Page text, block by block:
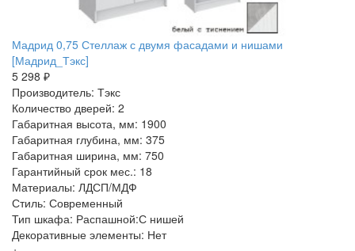
Мадрид 0,75 Стеллаж с двумя фасадами и нишами
[Мадрид_Тэкс]
5 298 ₽
Производитель: Тэкс
Количество дверей: 2
Габаритная высота, мм: 1900
Габаритная глубина, мм: 375
Габаритная ширина, мм: 750
Гарантийный срок мес.: 18
Материалы: ЛДСП/МДФ
Стиль: Современный
Тип шкафа: Распашной:С нишей
Декоративные элементы: Нет